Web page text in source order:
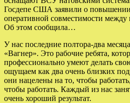
Госдепе США заявили о
оперативной совместимости
Об этом сообщила…
У нас последние полтора-два
«Вагнер». Это рабочие ребята,
профессионально умеют делать
ощущаем как два очень близких
они нацелены на то, чтобы
чтобы работать. Каждый из нас
очень хороший результат.